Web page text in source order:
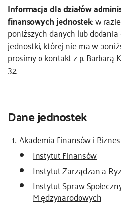
Informacja dla działów
finansowych jednostek: w
poniższych danych lub
jednostki, której nie ma w
prosimy o kontakt z p.Barbarą
32.
Dane jednostek
Akademia Finansów i
Instytut Finansów
Instytut Zarządzania
Instytut Spraw
Międzynarodowych